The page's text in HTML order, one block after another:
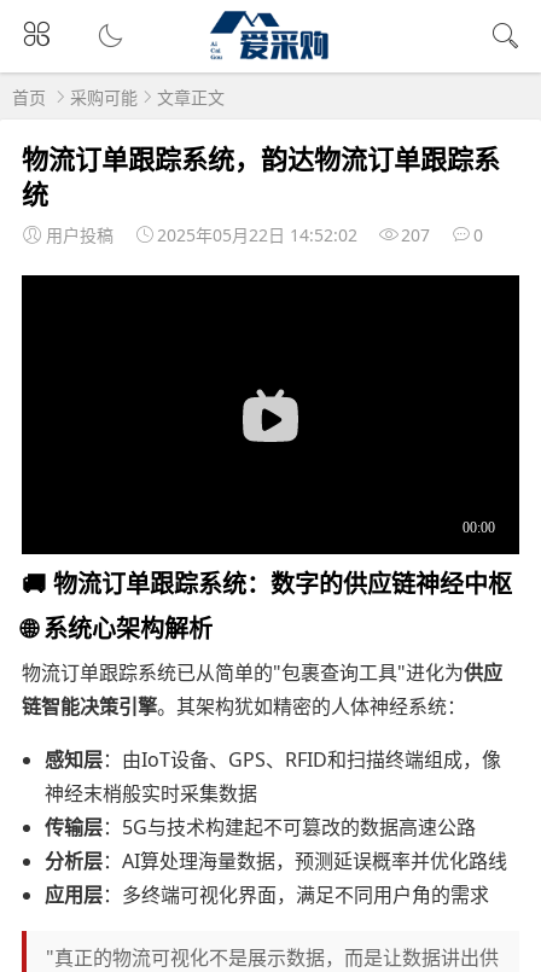
首页 采购可能 文章正文
物流订单跟踪系统，韵达物流订单跟踪系
统
用户投稿 2025年05月22日 14:52:02 207 0
🚚 物流订单跟踪系统：数字的供应链神经中枢
🌐 系统心架构解析
物流订单跟踪系统已从简单的"包裹查询工具"进化为供应
链智能决策引擎。其架构犹如精密的人体神经系统：
感知层：由IoT设备、GPS、RFID和扫描终端组成，像
神经末梢般实时采集数据
传输层：5G与技术构建起不可篡改的数据高速公路
分析层：AI算处理海量数据，预测延误概率并优化路线
应用层：多终端可视化界面，满足不同用户角的需求
"真正的物流可视化不是展示数据，而是让数据讲出供